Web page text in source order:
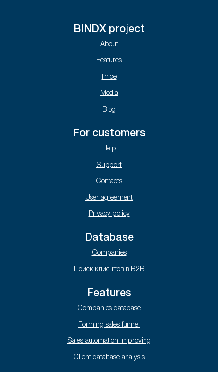
BINDX project
About
Features
Price
Media
Blog
For customers
Help
Support
Contacts
User agreement
Privacy policy
Database
Companies
Поиск клиентов в B2B
Features
Companies database
Forming sales funnel
Sales automation improving
Client database analysis